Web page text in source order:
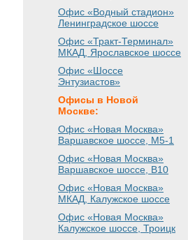
Офис «Водный стадион»
Ленинградское шоссе
Офис «Тракт-Терминал»
МКАД, Ярославское шоссе
Офис «Шоссе
Энтузиастов»
Офисы в Новой
Москве:
Офис «Новая Москва»
Варшавское шоссе , М5-1
Офис «Новая Москва»
Варшавское шоссе , B10
Офис «Новая Москва»
МКАД, Калужское шоссе
Офис «Новая Москва»
Калужское шоссе, Троицк